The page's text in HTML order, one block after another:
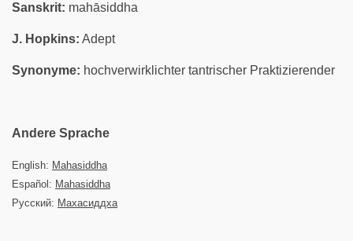
Sanskrit: mahāsiddha
J. Hopkins: Adept
Synonyme: hochverwirklichter tantrischer Praktizierender
Andere Sprache
English: Mahasiddha
Español: Mahasiddha
Русский: Махасиддха